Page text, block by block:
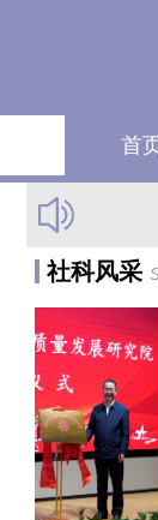
首
社科风采